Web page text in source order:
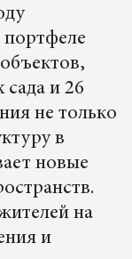
портфеле
и 26
не только
в
новые
на
и